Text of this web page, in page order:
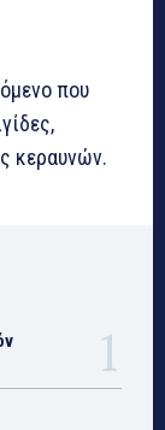
που
κεραυνών.